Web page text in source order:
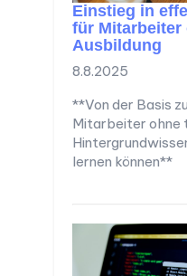
Einstieg in
für Mitarbeiter
Ausbildung
8.8.2025
**Von der Basis
Mitarbeiter ohne
lernen können**